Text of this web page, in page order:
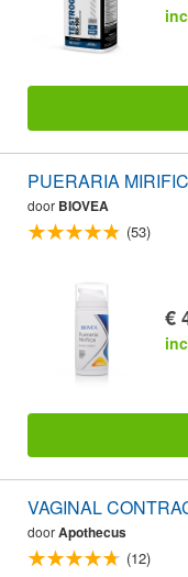
PUERARIA
door BIOVEA
(53)
€
VAGINAL
doorApothecus
(12)